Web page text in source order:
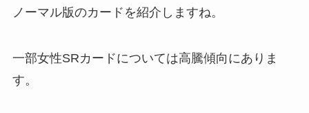
ノーマル版のカードを紹介しますね。
一部女性SRカードについては高騰傾向にありま
す。